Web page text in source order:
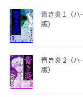
青き炎 1（
版）
青き炎 2（
版）